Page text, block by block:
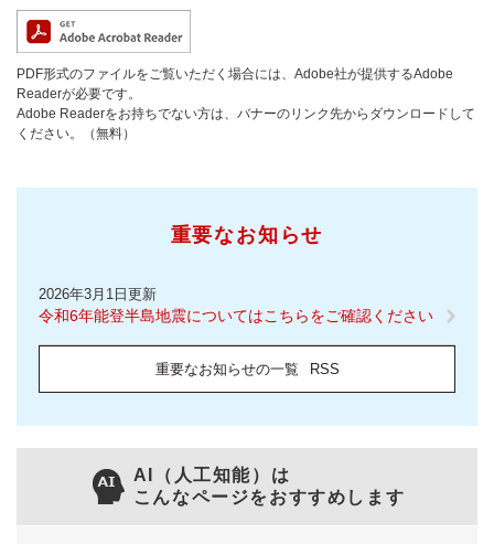
PDF形式のファイルをご覧いただく場合には、Adobe社が提供するAdobe
Readerが必要です。
Adobe Readerをお持ちでない方は、バナーのリンク先からダウンロードして
ください。（無料）
重要なお知らせ
2026年3月1日更新
令和6年能登半島地震についてはこちらをご確認ください
重要なお知らせの一覧 RSS
AI（人工知能）は
こんなページをおすすめします